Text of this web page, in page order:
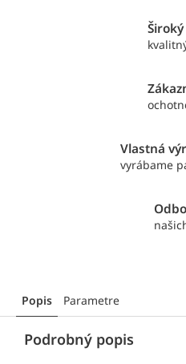
Vlastná
vyrábame
Popis Parametre
Podrobný popis